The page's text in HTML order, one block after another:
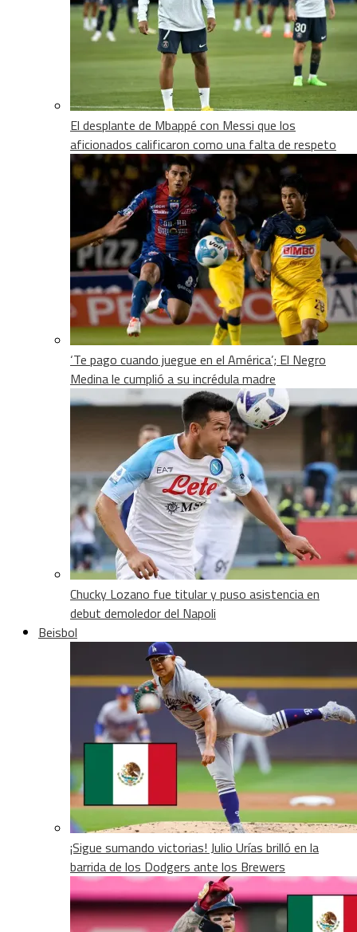
El desplante de Mbappé con Messi que los
aficionados calificaron como una falta de respeto
‘Te pago cuando juegue en el América’; El Negro
Medina le cumplió a su incrédula madre
Chucky Lozano fue titular y puso asistencia en
debut demoledor del Napoli
Beisbol
¡Sigue sumando victorias! Julio Urías brilló en la
barrida de los Dodgers ante los Brewers